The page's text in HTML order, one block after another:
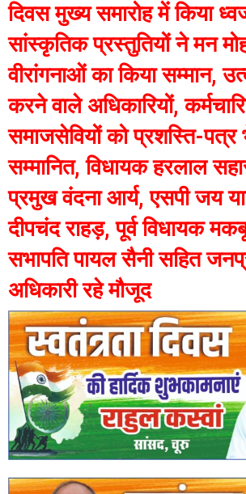
दिवस मुख्य समारोह में किया
सांस्कृतिक प्रस्तुतियों ने मन
वीरांगनाओं का किया सम्मान,
करने वाले अधिकारियों,
समाजसेवियों को प्रशस्ति-
सम्मानित, विधायक हरलाल
प्रमुख वंदना आर्य, एसपी जय
दीपचंद राहड़, पूर्व विधायक
सभापति पायल सैनी सहित
अधिकारी रहे मौजूद